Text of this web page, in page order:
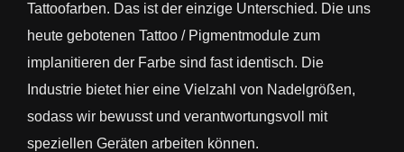
Tattoofarben. Das ist der einzige Unterschied. Die uns
heute gebotenen Tattoo / Pigmentmodule zum
implanitieren der Farbe sind fast identisch. Die
Industrie bietet hier eine Vielzahl von Nadelgrößen,
sodass wir bewusst und verantwortungsvoll mit
speziellen Geräten arbeiten können.